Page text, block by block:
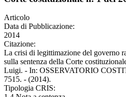
Articolo
Data di Pubblicazione:
2014
Citazione:
La crisi di legittimazione del governo
sulla sentenza della Corte
Luigi. - In: OSSERVATORIO
7515. - (2014).
Tipologia CRIS: